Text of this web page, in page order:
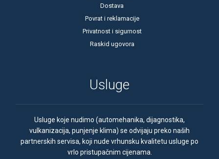
Dostava
Povrat i reklamacije
Privatnost i sigurnost
Raskid ugovora
Usluge
Usluge koje nudimo (automehanika, dijagnostika,
vulkanizacija, punjenje klima) se odvijaju preko naših
partnerskih servisa, koji nude vrhunsku kvalitetu usluge po
vrlo pristupačnim cijenama.